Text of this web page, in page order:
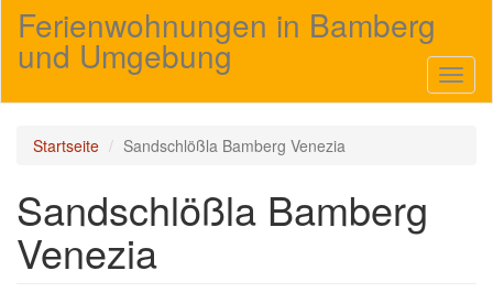
Ferienwohnungen in Bamberg
und Umgebung
Startseite Sandschlößla Bamberg Venezia
Sandschlößla Bamberg
Venezia